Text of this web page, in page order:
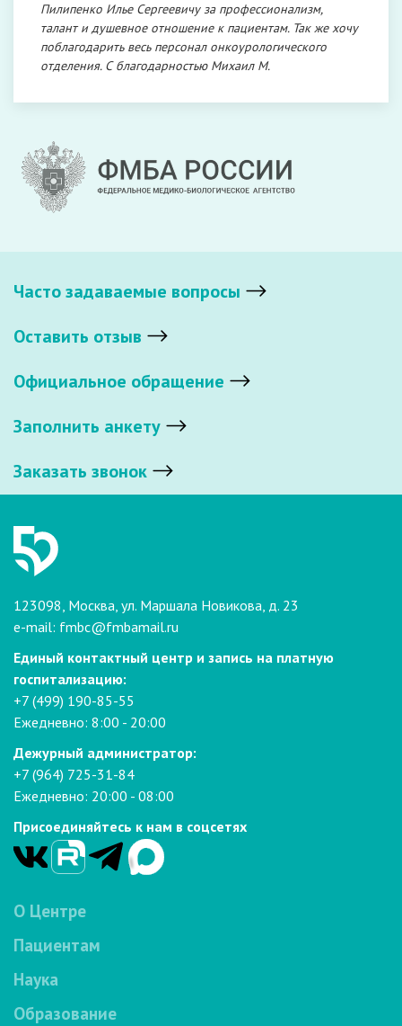
Пилипенко Илье Сергеевичу за профессионализм,
талант и душевное отношение к пациентам. Так же хочу
поблагодарить весь персонал онкоурологического
отделения. С благодарностью Михаил М.
Часто задаваемые вопросы
Оставить отзыв
Официальное обращение
Заполнить анкету
Заказать звонок
123098, Москва, ул. Маршала Новикова, д. 23
e-mail: fmbc@fmbamail.ru
Единый контактный центр и запись на платную
госпитализацию:
+7 (499) 190-85-55
Ежедневно: 8:00 - 20:00
Дежурный администратор:
+7 (964) 725-31-84
Ежедневно: 20:00 - 08:00
Присоединяйтесь к нам в соцсетях
О Центре
Пациентам
Наука
Образование